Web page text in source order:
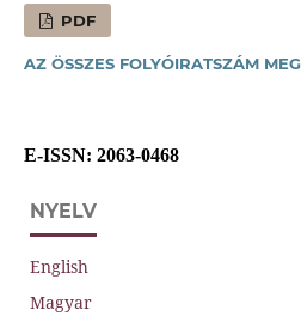
PDF
AZ ÖSSZES FOLYÓIRATSZÁM
E-ISSN: 2063-0468
NYELV
English
Magyar